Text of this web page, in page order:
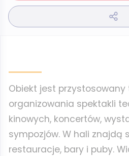
Obiekt jest przystosowany
organizowania spektakli
kinowych, koncertów,
sympozjów. W hali znajdą
restauracje, bary i puby.